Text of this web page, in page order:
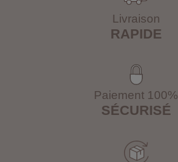
Livraison
RAPIDE
Paiement 100%
SÉCURISÉ